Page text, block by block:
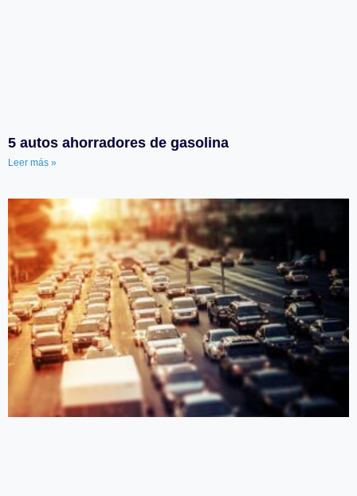
5 autos ahorradores de gasolina
Leer más »